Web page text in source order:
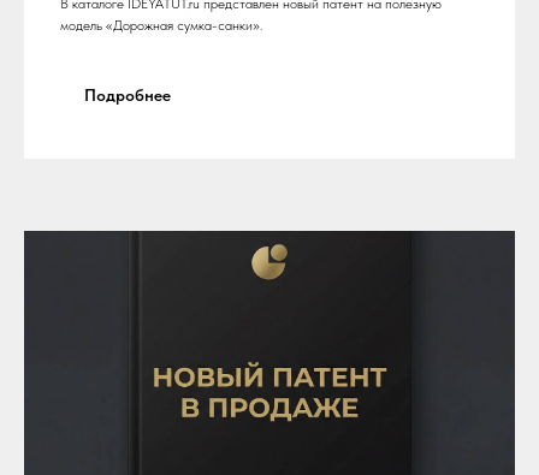
В каталоге IDEYATUT.ru представлен новый патент на полезную
модель «Дорожная сумка-санки».
Подробнее